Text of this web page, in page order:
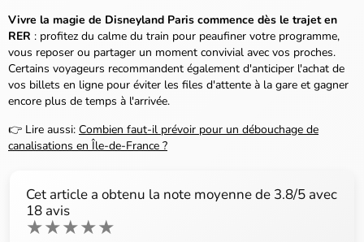
Vivre la magie de Disneyland Paris commence dès le trajet en
RER : profitez du calme du train pour peaufiner votre programme,
vous reposer ou partager un moment convivial avec vos proches.
Certains voyageurs recommandent également d'anticiper l'achat de
vos billets en ligne pour éviter les files d'attente à la gare et gagner
encore plus de temps à l'arrivée.
👉 Lire aussi: Combien faut-il prévoir pour un débouchage de
canalisations en Île-de-France ?
Cet article a obtenu la note moyenne de 3.8/5 avec
18 avis
★★★★★